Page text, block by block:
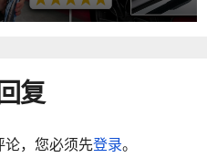
复
论，您必须先登录。